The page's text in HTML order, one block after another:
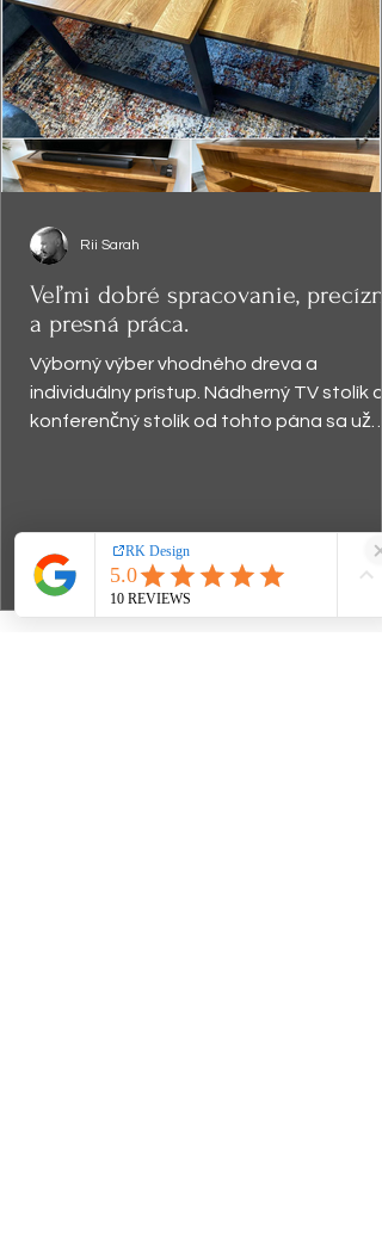
Veľmi dobré spracovanie, precízna
a presná práca.
Výborný výber vhodného dreva a
individuálny prístup. Nádherný TV stolík a
konferenčný stolík od tohto pána sa už
Rii Sarah